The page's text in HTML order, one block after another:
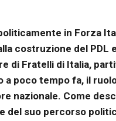
in Forza
costruzione del PDL
di Fratelli di Italia,
a poco tempo fa, il
nazionale. Come
del suo percorso